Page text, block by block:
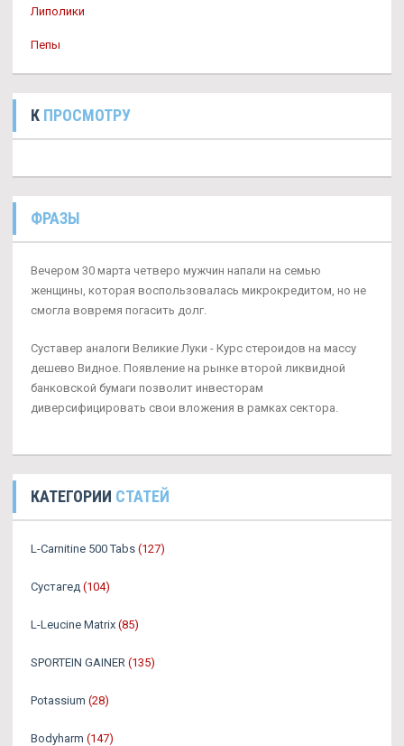
Липолики
Пепы
К ПРОСМОТРУ
ФРАЗЫ
Вечером 30 марта четверо мужчин напали на семью
женщины, которая воспользовалась микрокредитом, но не
смогла вовремя погасить долг.
Суставер аналоги Великие Луки - Курс стероидов на массу
дешево Видное. Появление на рынке второй ликвидной
банковской бумаги позволит инвесторам
диверсифицировать свои вложения в рамках сектора.
КАТЕГОРИИ СТАТЕЙ
L-Carnitine 500 Tabs (127)
Сустагед (104)
L-Leucine Matrix (85)
SPORTEIN GAINER (135)
Potassium (28)
Bodyharm (147)